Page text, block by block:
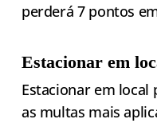
perderá 7 pontos
Estacionar em
Estacionar em
as multas mais